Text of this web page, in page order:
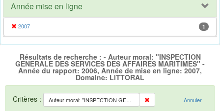
Année mise en ligne
2007 1
Résultats de recherche : - Auteur moral: "INSPECTION
GENERALE DES SERVICES DES AFFAIRES MARITIMES" -
Année du rapport: 2006, Année de mise en ligne: 2007,
Domaine: LITTORAL
Critères : Auteur moral: "INSPECTION GENERALE DES SERVICES DES AFFAIRES MARITIMES" Annuler